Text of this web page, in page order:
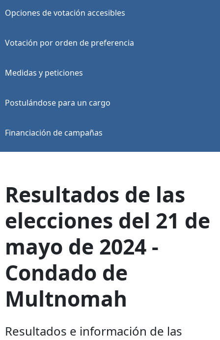
Opciones de votación accesibles
Votación por orden de preferencia
Medidas y peticiones
Postulándose para un cargo
Financiación de campañas
Resultados de las
elecciones del 21 de
mayo de 2024 -
Condado de
Multnomah
Resultados e información de las